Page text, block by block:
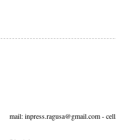
mail: inpress.ragusa@gmail.com -